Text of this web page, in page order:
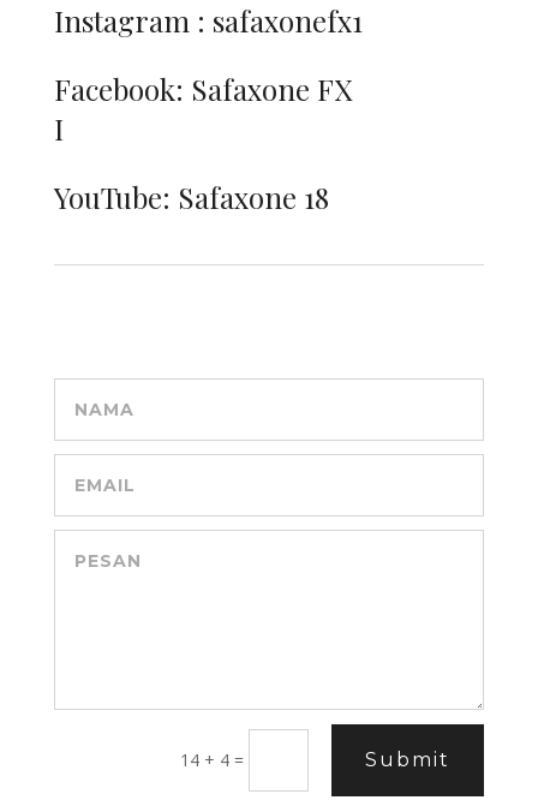
Instagram : safaxonefx1
Facebook: Safaxone FX
I
YouTube: Safaxone 18
14 + 4 = Submit